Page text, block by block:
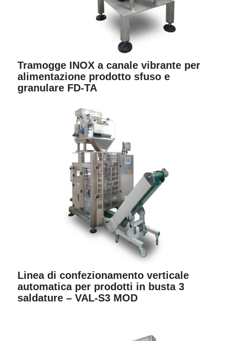
Tramogge INOX a canale vibrante per
alimentazione prodotto sfuso e
granulare FD-TA
Linea di confezionamento verticale
automatica per prodotti in busta 3
saldature – VAL-S3 MOD